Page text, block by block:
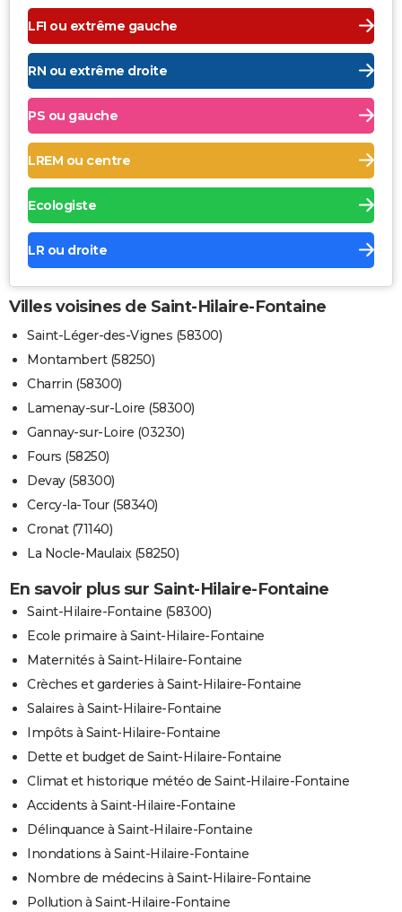
LFI ou extrême gauche
RN ou extrême droite
PS ou gauche
LREM ou centre
Ecologiste
LR ou droite
Villes voisines de Saint-Hilaire-Fontaine
Saint-Léger-des-Vignes (58300)
Montambert (58250)
Charrin (58300)
Lamenay-sur-Loire (58300)
Gannay-sur-Loire (03230)
Fours (58250)
Devay (58300)
Cercy-la-Tour (58340)
Cronat (71140)
La Nocle-Maulaix (58250)
En savoir plus sur Saint-Hilaire-Fontaine
Saint-Hilaire-Fontaine (58300)
Ecole primaire à Saint-Hilaire-Fontaine
Maternités à Saint-Hilaire-Fontaine
Crèches et garderies à Saint-Hilaire-Fontaine
Salaires à Saint-Hilaire-Fontaine
Impôts à Saint-Hilaire-Fontaine
Dette et budget de Saint-Hilaire-Fontaine
Climat et historique météo de Saint-Hilaire-Fontaine
Accidents à Saint-Hilaire-Fontaine
Délinquance à Saint-Hilaire-Fontaine
Inondations à Saint-Hilaire-Fontaine
Nombre de médecins à Saint-Hilaire-Fontaine
Pollution à Saint-Hilaire-Fontaine